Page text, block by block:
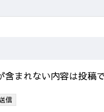
まれない内容は投稿で